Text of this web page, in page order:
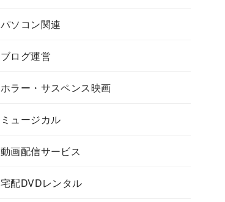
パソコン関連
ブログ運営
ホラー・サスペンス映画
ミュージカル
動画配信サービス
宅配DVDレンタル